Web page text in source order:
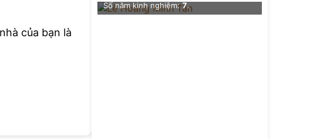
của bạn là
Số năm kinh nghiệm:7.